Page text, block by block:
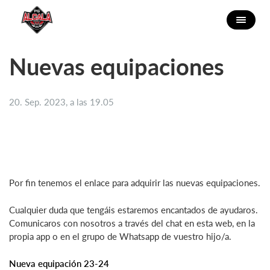
Nuevas equipaciones
20. Sep. 2023, a las 19.05
Por fin tenemos el enlace para adquirir las nuevas equipaciones.
Cualquier duda que tengáis estaremos encantados de ayudaros.
Comunicaros con nosotros a través del chat en esta web, en la
propia app o en el grupo de Whatsapp de vuestro hijo/a.
Nueva equipación 23-24